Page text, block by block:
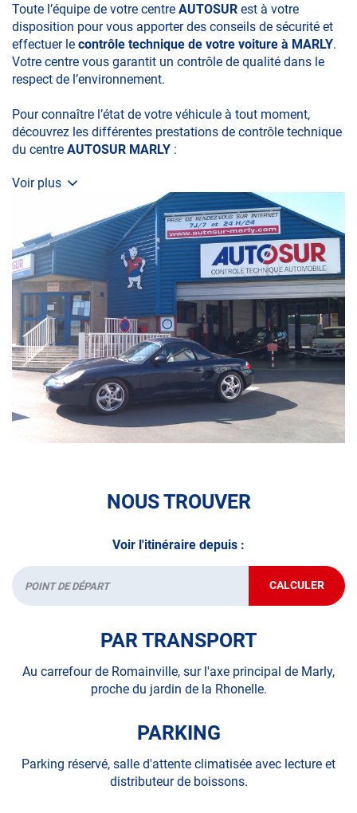
Toute l’équipe de votre centre AUTOSUR est à votre
disposition pour vous apporter des conseils de sécurité et
effectuer le contrôle technique de votre voiture à MARLY.
Votre centre vous garantit un contrôle de qualité dans le
respect de l’environnement.
Pour connaître l’état de votre véhicule à tout moment,
découvrez les différentes prestations de contrôle technique
du centre AUTOSUR MARLY :
• le contrôle technique obligatoire
• la contre-visite
• le contrôle pollution
• le contrôle des véhicules hybrides ou électriques
• le contrôle technique des véhicules GPL/Gaz*
• le contrôle de la Catégorie L (moto, scooter, mobylette, 3
roues, quad, voiturette, voiture sans permis)
• le pré-contrôle contrôle technique ou contrôle technique
volontaire / partiel
AUTOSUR MARLY
*Prestation à vérifier auprès du centre
Voir plus
NOUS TROUVER
Voir l'itinéraire depuis :
Départ CALCULER
JUSQU'AU
POINT
PAR TRANSPORT
Au carrefour de Romainville, sur l'axe principal de Marly,
proche du jardin de la Rhonelle.
PARKING
Parking réservé, salle d'attente climatisée avec lecture et
distributeur de boissons.